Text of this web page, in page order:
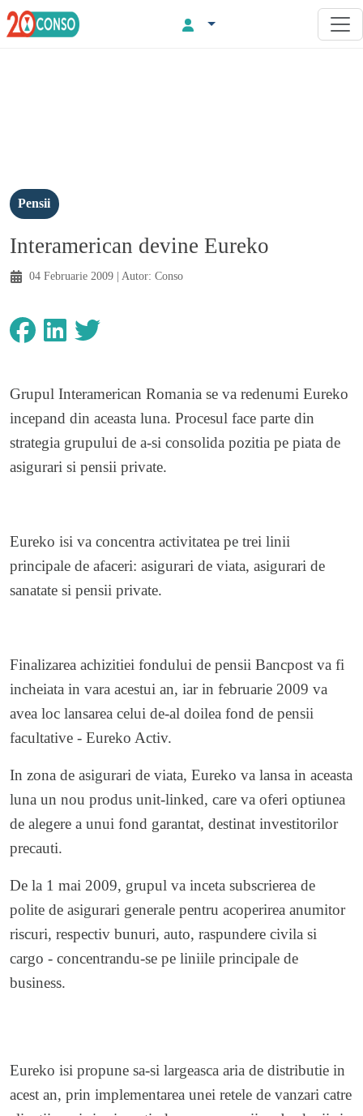
Pensii
Interamerican devine Eureko
04 Februarie 2009 | Autor: Conso
Grupul Interamerican Romania se va redenumi Eureko
incepand din aceasta luna. Procesul face parte din
strategia grupului de a-si consolida pozitia pe piata de
asigurari si pensii private.
Eureko isi va concentra activitatea pe trei linii
principale de afaceri: asigurari de viata, asigurari de
sanatate si pensii private.
Finalizarea achizitiei fondului de pensii Bancpost va fi
incheiata in vara acestui an, iar in februarie 2009 va
avea loc lansarea celui de-al doilea fond de pensii
facultative - Eureko Activ.
In zona de asigurari de viata, Eureko va lansa in aceasta
luna un nou produs unit-linked, care va oferi optiunea
de alegere a unui fond garantat, destinat investitorilor
precauti.
De la 1 mai 2009, grupul va inceta subscrierea de
polite de asigurari generale pentru acoperirea anumitor
riscuri, respectiv bunuri, auto, raspundere civila si
cargo - concentrandu-se pe liniile principale de
business.
Eureko isi propune sa-si largeasca aria de distributie in
acest an, prin implementarea unei retele de vanzari catre